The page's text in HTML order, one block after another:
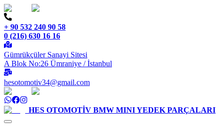
+ 90 532 240 90 58
0 (216) 630 16 16
Gümrükçüler Sanayi Sitesi
A Blok No:26 Ümraniye / İstanbul
hesotomotiv34@gmail.com
HES OTOMOTİV BMW MINI YEDEK PARÇALARI